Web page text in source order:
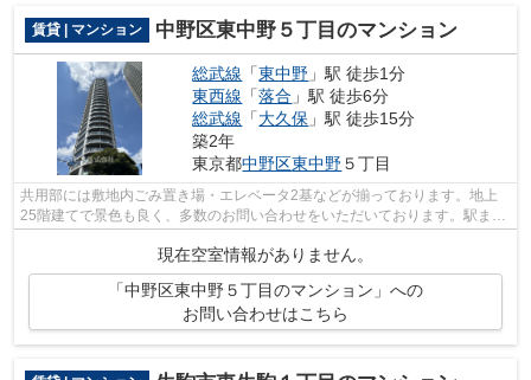
賃貸 | マンション 中野区東中野５丁目のマンション
総武線 「東中野 」駅 徒歩1分
東西線 「落合 」駅 徒歩6分
総武線 「大久保 」駅 徒歩15分
築2年
東京都中野区東中野５丁目
共用部には敷地内ごみ置き場・エレベータ2基などが揃っております。地上
25階建てで景色も良く、多数のお問い合わせをいただいております。駅まで
現在空室情報がありません。
「中野区東中野５丁目のマンション」への
お問い合わせはこちら